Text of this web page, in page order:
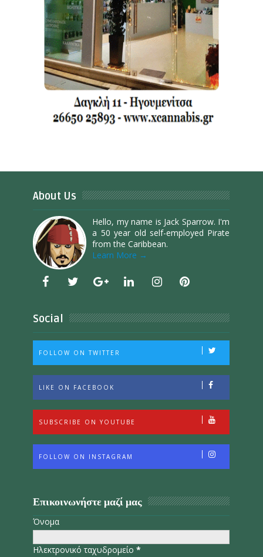
About Us
Hello, my name is Jack Sparrow. I'm
a 50 year old self-employed Pirate
from the Caribbean.
Learn More →
Social
FOLLOW ON TWITTER
LIKE ON FACEBOOK
SUBSCRIBE ON YOUTUBE
FOLLOW ON INSTAGRAM
Επικοινωνήστε μαζί μας
Όνομα
Ηλεκτρονικό ταχυδρομείο*